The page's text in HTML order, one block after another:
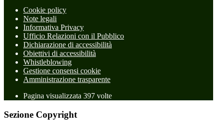
Cookie policy
Note legali
Informativa Privacy
Ufficio Relazioni con il Pubblico
Dichiarazione di accessibilità
Obiettivi di accessibilità
Whistleblowing
Gestione consensi cookie
Amministrazione trasparente
Pagina visualizzata 397 volte
Sezione Copyright